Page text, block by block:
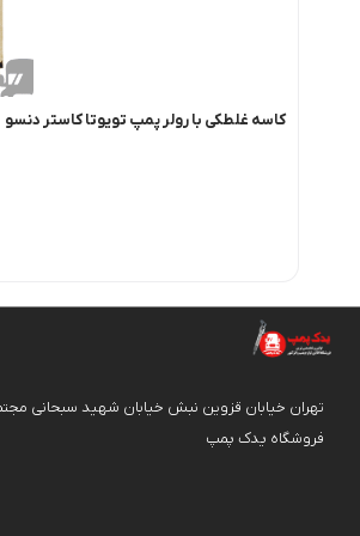
کاسه غلطکی با رولر پمپ تویوتا کاستر دنسو
فروشگاه یدک پمپ